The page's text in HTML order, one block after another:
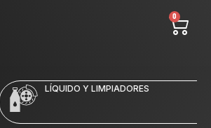
0
LÍQUIDO Y LIMPIADORES